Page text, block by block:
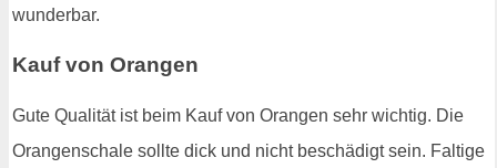
wunderbar.
Kauf von Orangen
Gute Qualität ist beim Kauf von Orangen sehr wichtig. Die
Orangenschale sollte dick und nicht beschädigt sein. Faltige